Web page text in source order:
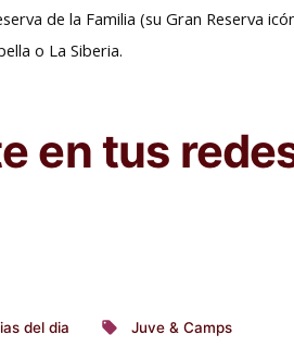
de la Familia (su Gran Reserva
o La Siberia.
en tus
del dia
Etiquetas:
Juve & Camps